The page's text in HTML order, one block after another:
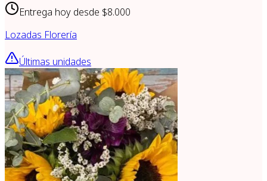
Entrega hoy desde $8.000
Lozadas Florería
Últimas unidades